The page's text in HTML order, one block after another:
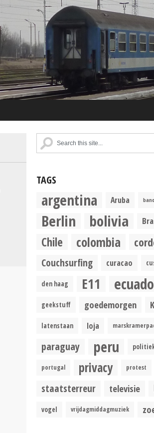
TAGS
argentina Aruba
Berlin bolivia
Chile colombia
Couchsurfing curacao
den haag E11
geekstuff goedemorgen
latenstaan loja
paraguay peru
portugal privacy protest
staatsterreur televisie
vogel vrijdagmiddagmuziek